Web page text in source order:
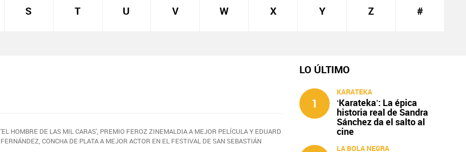
S T U V W X Y Z #
'EL HOMBRE DE LAS MIL CARAS', PREMIO FEROZ ZINEMALDIA A MEJOR PELÍCULA Y EDUARD
FERNÁNDEZ, CONCHA DE PLATA A MEJOR ACTOR EN EL FESTIVAL DE SAN SEBASTIÁN
LO ÚLTIMO
1
KARATEKA
‘Karateka’: La épica
historia real de Sandra
Sánchez da el salto al
cine
LA BOLA NEGRA